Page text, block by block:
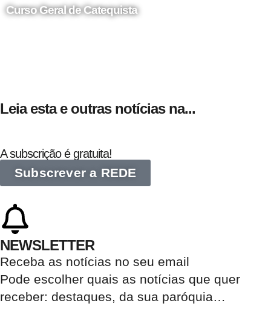
Curso Geral de Catequista
Leia esta e outras notícias na...
A subscrição é gratuita!
Subscrever a REDE
NEWSLETTER
Receba as notícias no seu email​
Pode escolher quais as notícias que quer
receber: destaques, da sua paróquia…